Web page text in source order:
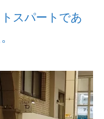
スパートであ